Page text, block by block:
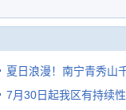
夏日浪漫！南宁青秀山
7月30日起我区有持续